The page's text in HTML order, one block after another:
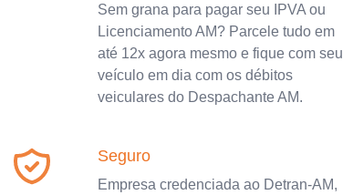
Sem grana para pagar seu IPVA ou
Licenciamento AM? Parcele tudo em
até 12x agora mesmo e fique com seu
veículo em dia com os débitos
veiculares do Despachante AM.
Seguro
Empresa credenciada ao Detran-AM,